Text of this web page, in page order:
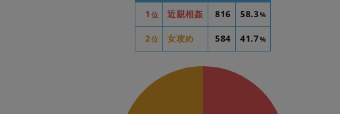
1 位 近親相姦 816 58.3%
2位 女攻め 584 41.7%